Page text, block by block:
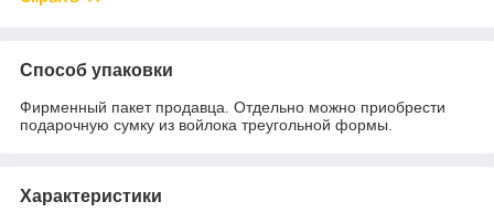
Способ упаковки
Фирменный пакет продавца. Отдельно можно приобрести
подарочную сумку из войлока треугольной формы.
Характеристики